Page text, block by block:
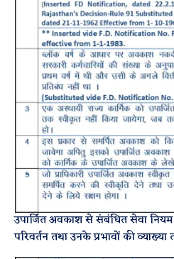
उपार्जित अवकाश से संबंधित सेवा
परिवर्तन तथा उनके प्रभावों की